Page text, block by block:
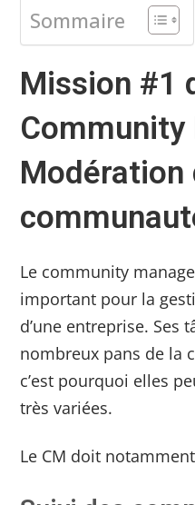
Sommaire
Mission #1
Community
Modération
Le community
important pour la
d’une entreprise. Ses
nombreux pans de la
c’est pourquoi elles
très variées.
Le CM doit